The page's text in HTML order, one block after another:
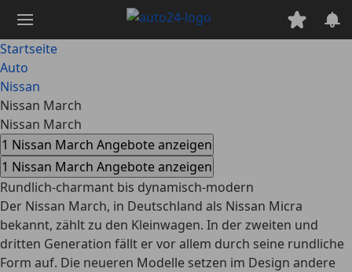
Hauptinhalt
springen
Startseite
Auto
Nissan
Nissan March
Nissan March
1 Nissan March Angebote anzeigen
1 Nissan March Angebote anzeigen
Rundlich-charmant bis dynamisch-modern
Der Nissan March, in Deutschland als Nissan Micra
bekannt, zählt zu den Kleinwagen. In der zweiten und
dritten Generation fällt er vor allem durch seine rundliche
Form auf. Die neueren Modelle setzen im Design andere